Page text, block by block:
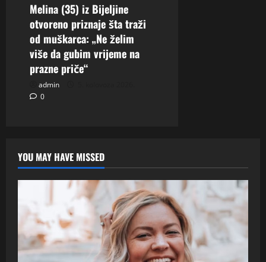
Melina (35) iz Bijeljine
otvoreno priznaje šta traži
od muškarca: „Ne želim
više da gubim vrijeme na
prazne priče“
admin
0
YOU MAY HAVE MISSED